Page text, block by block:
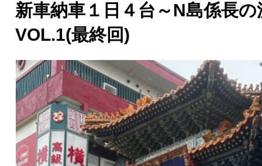
新車納車１日４台～N島係長の
VOL.1(最終回)